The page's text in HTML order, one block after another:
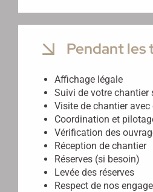
Pendant les
Affichage légale
Suivi de votre chantier
Visite de chantier
Coordination et
Vérification des
Réception de chantier
Réserves (si besoin)
Levée des réserves
Respect de nos